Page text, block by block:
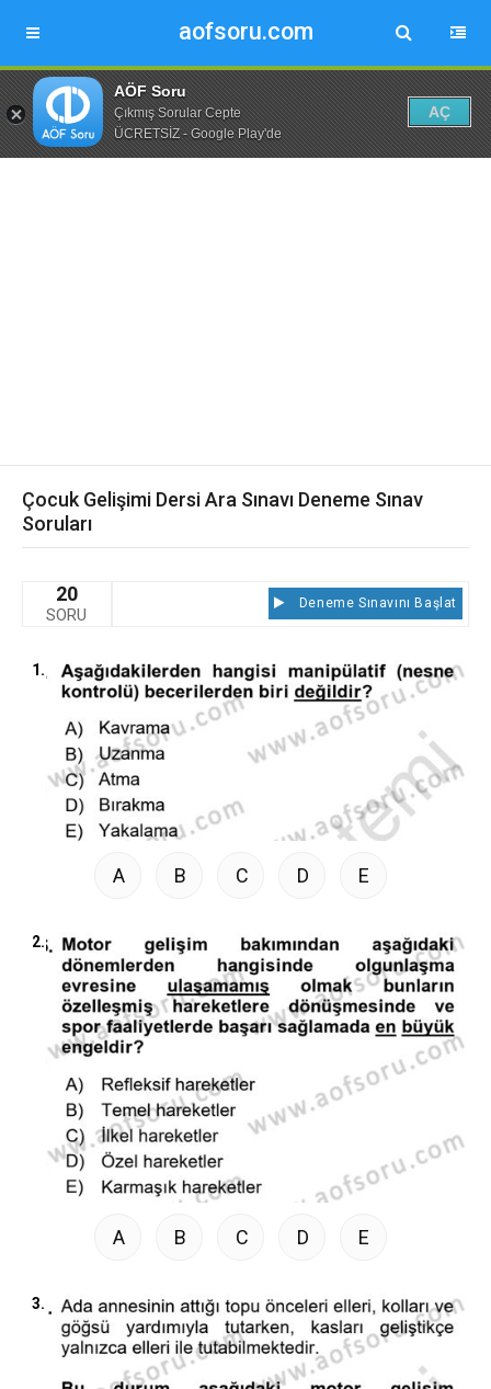
aofsoru.com
AÖF Soru
Çıkmış Sorular Cepte
ÜCRETSİZ - Google Play'de
AÇ
Çocuk Gelişimi Dersi Ara Sınavı Deneme Sınav
Soruları
20
SORU
Deneme Sınavını Başlat
1.
A B C D E
2.
A B C D E
3.